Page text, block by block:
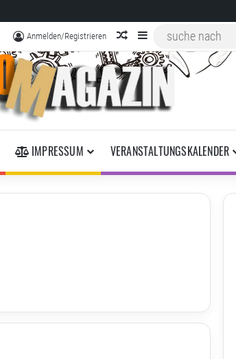
Anmelden/Registrieren zufälliger Artikel
Sidebar
IMPRESSUM VERANSTALTUNGSKALENDER